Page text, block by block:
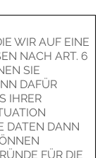
WIR AUF EINE
NACH ART. 6
SIE
DAFÜR
IHRER
DATEN DANN
FÜR DIE